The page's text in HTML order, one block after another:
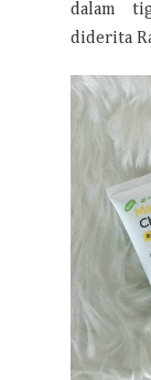
dalam
diderita